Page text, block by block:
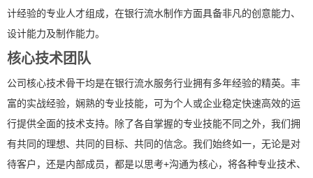
计经验的专业人才组成，在银行流水制作方面具备非凡的创意能力、
设计能力及制作能力。
核心技术团队
公司核心技术骨干均是在银行流水服务行业拥有多年经验的精英。丰
富的实战经验，娴熟的专业技能，可为个人或企业稳定快速高效的运
行提供全面的技术支持。除了各自掌握的专业技能不同之外，我们拥
有共同的理想、共同的目标、共同的信念。我们始终如一，无论是对
待客户，还是内部成员，都是以思考+沟通为核心，将各种专业技术、